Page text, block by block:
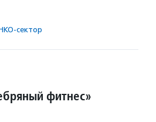
сектор
фитнес»